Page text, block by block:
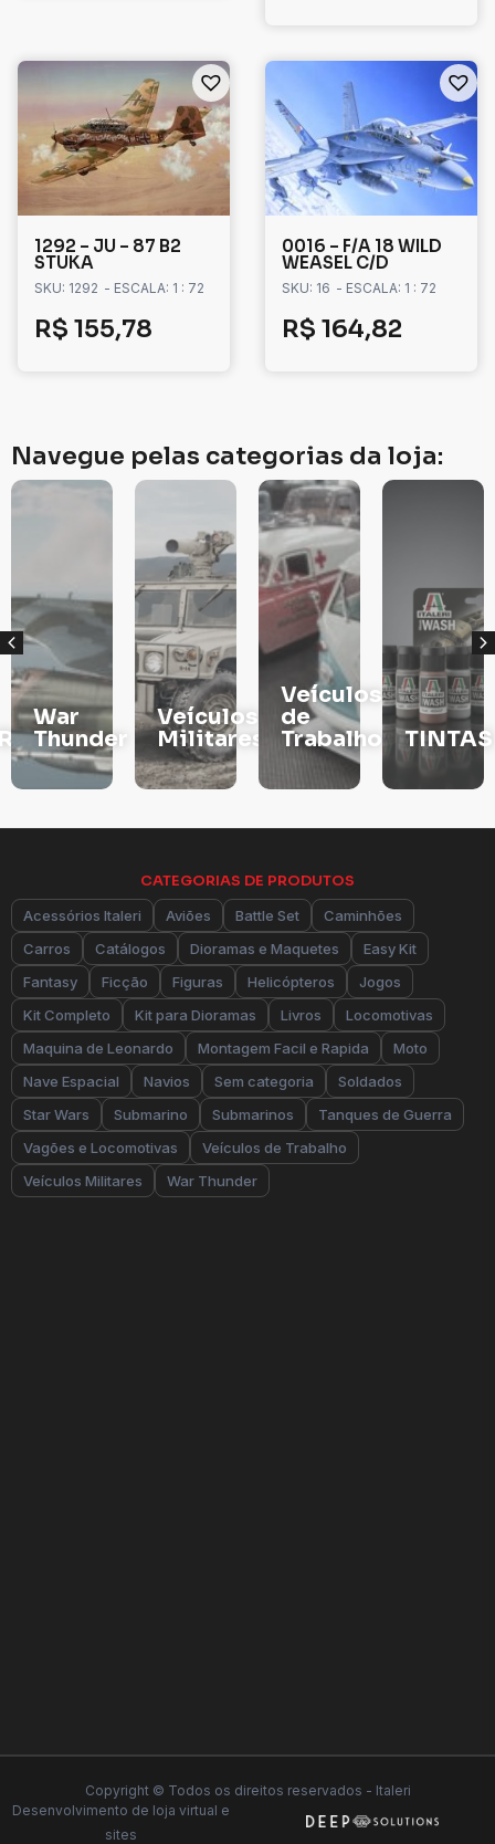
1292 – JU – 87 B2
STUKA
SKU: 1292 - ESCALA: 1 : 72
R$ 155,78
0016 – F/A 18 WILD
WEASEL C/D
SKU: 16 - ESCALA: 1 : 72
R$ 164,82
Navegue pelas categorias da loja:
War
Thunder
Veículos
Militares
Veículos
de
Trabalho
TINTAS
CATEGORIAS DE PRODUTOS
Acessórios Italeri Aviões Battle Set
Caminhões
Carros
Catálogos Dioramas e Maquetes
Easy Kit
Fantasy
Ficção Figuras Helicópteros
Jogos
Kit Completo
Kit para Dioramas Livros
Locomotivas
Maquina de Leonardo
Montagem Facil e Rapida
Moto
Nave Espacial
Navios Sem categoria
Soldados
Star Wars
Submarino Submarinos
Tanques de Guerra
Vagões e Locomotivas
Veículos de Trabalho
Veículos Militares
War Thunder
Copyright © Todos os direitos reservados - Italeri
Desenvolvimento de loja virtual e
sites